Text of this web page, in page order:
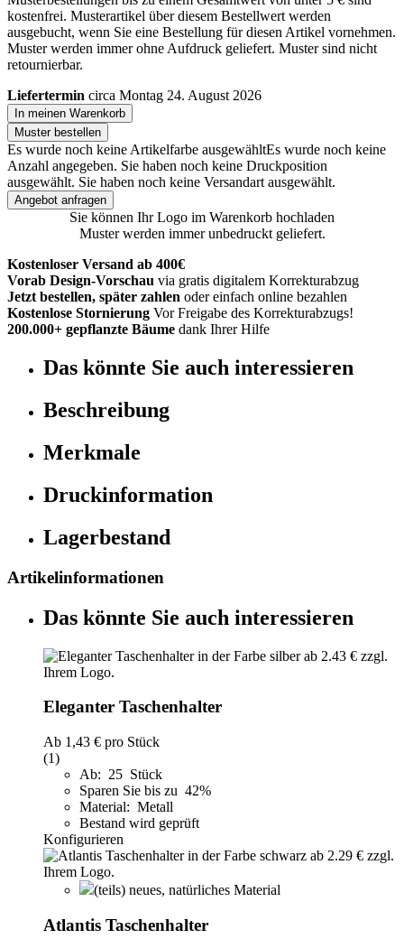
kostenfrei. Musterartikel über diesem Bestellwert werden
ausgebucht, wenn Sie eine Bestellung für diesen Artikel vornehmen.
Muster werden immer ohne Aufdruck geliefert. Muster sind nicht
retournierbar.
Liefertermin circa Montag 24. August 2026
In meinen Warenkorb
Muster bestellen
Es wurde noch keine Artikelfarbe ausgewähltEs wurde noch keine
Anzahl angegeben. Sie haben noch keine Druckposition
ausgewählt. Sie haben noch keine Versandart ausgewählt.
Angebot anfragen
Sie können Ihr Logo im Warenkorb hochladen
Muster werden immer unbedruckt geliefert.
Kostenloser Versand ab 400€
Vorab Design-Vorschau via gratis digitalem Korrekturabzug
Jetzt bestellen, später zahlen oder einfach online bezahlen
Kostenlose Stornierung Vor Freigabe des Korrekturabzugs!
200.000+ gepflanzte Bäume dank Ihrer Hilfe
Das könnte Sie auch interessieren
Beschreibung
Merkmale
Druckinformation
Lagerbestand
Artikelinformationen
Das könnte Sie auch interessieren
Eleganter Taschenhalter
Ab 1,43 € pro Stück
(1)
Ab: 25 Stück
Sparen Sie bis zu 42%
Material: Metall
Bestand wird geprüft
Konfigurieren
(teils) neues, natürliches Material
Atlantis Taschenhalter